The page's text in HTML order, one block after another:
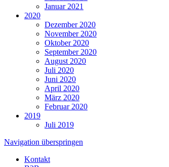
Januar 2021
2020
Dezember 2020
November 2020
Oktober 2020
September 2020
August 2020
Juli 2020
Juni 2020
April 2020
März 2020
Februar 2020
2019
Juli 2019
Navigation überspringen
Kontakt